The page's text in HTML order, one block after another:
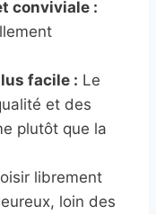
conviviale :
facile : Le
et des
plutôt que la
librement
loin des